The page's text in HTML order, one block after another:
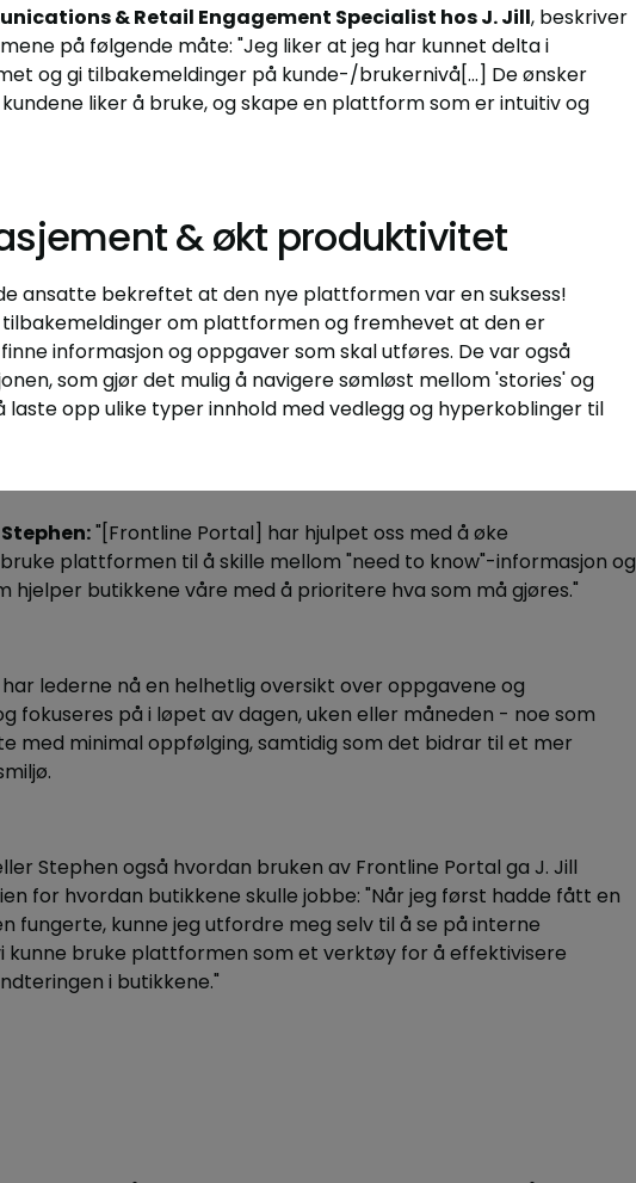
& Retail Engagement Specialist hos J. Jill, beskriver
på følgende måte: "Jeg liker at jeg har kunnet delta i
og gi tilbakemeldinger på kunde-/brukernivå[...] De ønsker
liker å bruke, og skape en plattform som er intuitiv og
& økt produktivitet
ansatte bekreftet at den nye plattformen var en suksess!
om plattformen og fremhevet at den er
informasjon og oppgaver som skal utføres. De var også
som gjør det mulig å navigere sømløst mellom 'stories' og
opp ulike typer innhold med vedlegg og hyperkoblinger til
"[Frontline Portal] har hjulpet oss med å øke
plattformen til å skille mellom "need to know"-informasjon og
hjelper butikkene våre med å prioritere hva som må gjøres."
lederne nå en helhetlig oversikt over oppgavene og
fokuseres på i løpet av dagen, uken eller måneden - noe som
med minimal oppfølging, samtidig som det bidrar til et mer
Stephen også hvordan bruken av Frontline Portal ga J. Jill
for hvordan butikkene skulle jobbe: "Når jeg først hadde fått en
fungerte, kunne jeg utfordre meg selv til å se på interne
kunne bruke plattformen som et verktøy for å effektivisere
i butikkene."